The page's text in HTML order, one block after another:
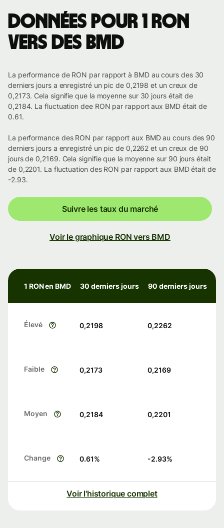
Données pour 1 RON
vers des BMD
La performance de RON par rapport à BMD au cours des 30
derniers jours a enregistré un pic de 0,2198 et un creux de
0,2173. Cela signifie que la moyenne sur 30 jours était de
0,2184. La fluctuation dee RON par rapport aux BMD était de
0.61.
La performance des RON par rapport aux BMD au cours des 90
derniers jours a enregistré un pic de 0,2262 et un creux de 90
jours de 0,2169. Cela signifie que la moyenne sur 90 jours était
de 0,2201. La fluctuation des RON par rapport aux BMD était de
-2.93.
Suivre les taux du marché
Voir le graphique RON vers BMD
1 RON en BMD 30 derniers jours 90 derniers jours
Élevé 0,2198 0,2262
Faible 0,2173 0,2169
Moyen 0,2184 0,2201
Change 0.61% -2.93%
Voir l'historique complet